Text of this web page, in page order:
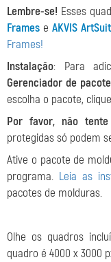
Lembre-se! Esses
Frames e AKVIS
Frames!
Instalação: Para
Gerenciador de
escolha o pacote, clique
Por favor, não
protegidas só podem
Ative o pacote de
programa. Leia as
pacotes de molduras.
Olhe os quadros
quadro é 4000 x 3000